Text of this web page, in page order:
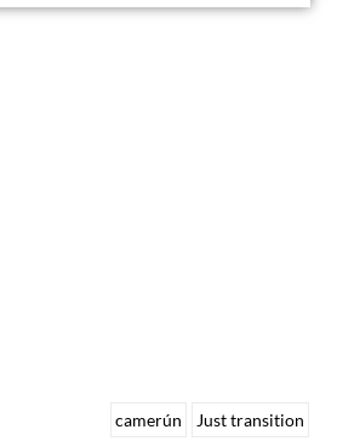
camerún
Just transition